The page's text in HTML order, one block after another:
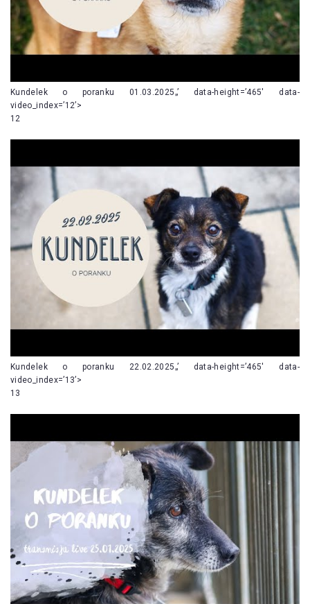
Kundelek o poranku 01.03.2025„’ data-height=’465′ data-
video_index=’12’>
12
Kundelek o poranku 22.02.2025„’ data-height=’465′ data-
video_index=’13’>
13